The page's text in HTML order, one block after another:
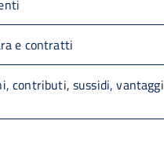
e contratti
contributi, sussidi, vantaggi